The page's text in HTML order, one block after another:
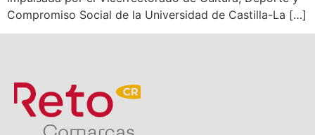
Compromiso Social de la Universidad de Castilla-La […]